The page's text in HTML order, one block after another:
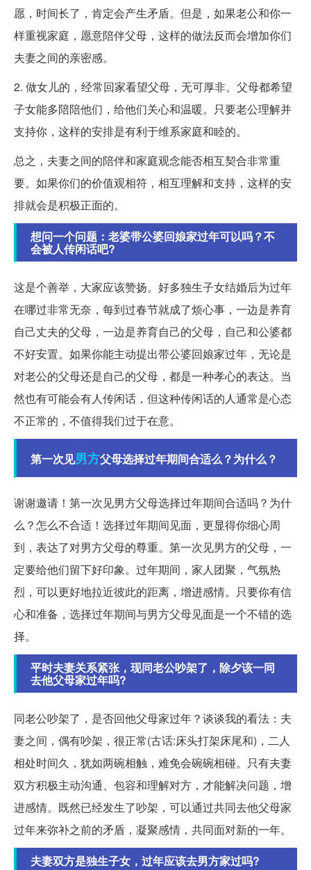
愿，时间长了，肯定会产生矛盾。但是，如果老公和你一
样重视家庭，愿意陪伴父母，这样的做法反而会增加你们
夫妻之间的亲密感。
2. 做女儿的，经常回家看望父母，无可厚非。父母都希望
子女能多陪陪他们，给他们关心和温暖。只要老公理解并
支持你，这样的安排是有利于维系家庭和睦的。
总之，夫妻之间的陪伴和家庭观念能否相互契合非常重
要。如果你们的价值观相符，相互理解和支持，这样的安
排就会是积极正面的。
想问一个问题：老婆带公婆回娘家过年可以吗？不
会被人传闲话吧?
这是个善举，大家应该赞扬。好多独生子女结婚后为过年
在哪过非常无奈，每到过春节就成了烦心事，一边是养育
自己丈夫的父母，一边是养育自己的父母，自己和公婆都
不好安置。如果你能主动提出带公婆回娘家过年，无论是
对老公的父母还是自己的父母，都是一种孝心的表达。当
然也有可能会有人传闲话，但这种传闲话的人通常是心态
不正常的，不值得我们过于在意。
第一次见男方父母选择过年期间合适么？为什么？
谢谢邀请！第一次见男方父母选择过年期间合适吗？为什
么？怎么不合适！选择过年期间见面，更显得你细心周
到，表达了对男方父母的尊重。第一次见男方的父母，一
定要给他们留下好印象。过年期间，家人团聚，气氛热
烈，可以更好地拉近彼此的距离，增进感情。只要你有信
心和准备，选择过年期间与男方父母见面是一个不错的选
择。
平时夫妻关系紧张，现同老公吵架了，除夕该一同
去他父母家过年吗?
同老公吵架了，是否回他父母家过年？谈谈我的看法：夫
妻之间，偶有吵架，很正常(古话:床头打架床尾和)，二人
相处时间久，犹如两碗相触，难免会碗碗相碰。只有夫妻
双方积极主动沟通、包容和理解对方，才能解决问题，增
进感情。既然已经发生了吵架，可以通过共同去他父母家
过年来弥补之前的矛盾，凝聚感情，共同面对新的一年。
夫妻双方是独生子女，过年应该去男方家过吗?